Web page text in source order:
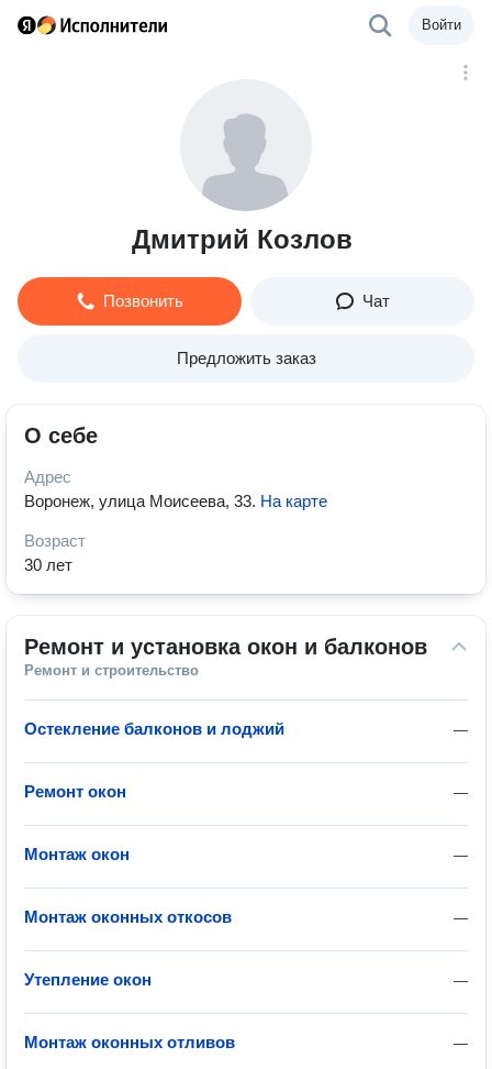
Войти
Дмитрий Козлов
Позвонить Чат
Предложить заказ
О себе
Адрес
Воронеж, улица Моисеева, 33. На карте
Возраст
30 лет
Ремонт и установка окон и балконов
Ремонт и строительство
—
Остекление балконов и лоджий
—
Ремонт окон
—
Монтаж окон
—
Монтаж оконных откосов
—
Утепление окон
—
Монтаж оконных отливов